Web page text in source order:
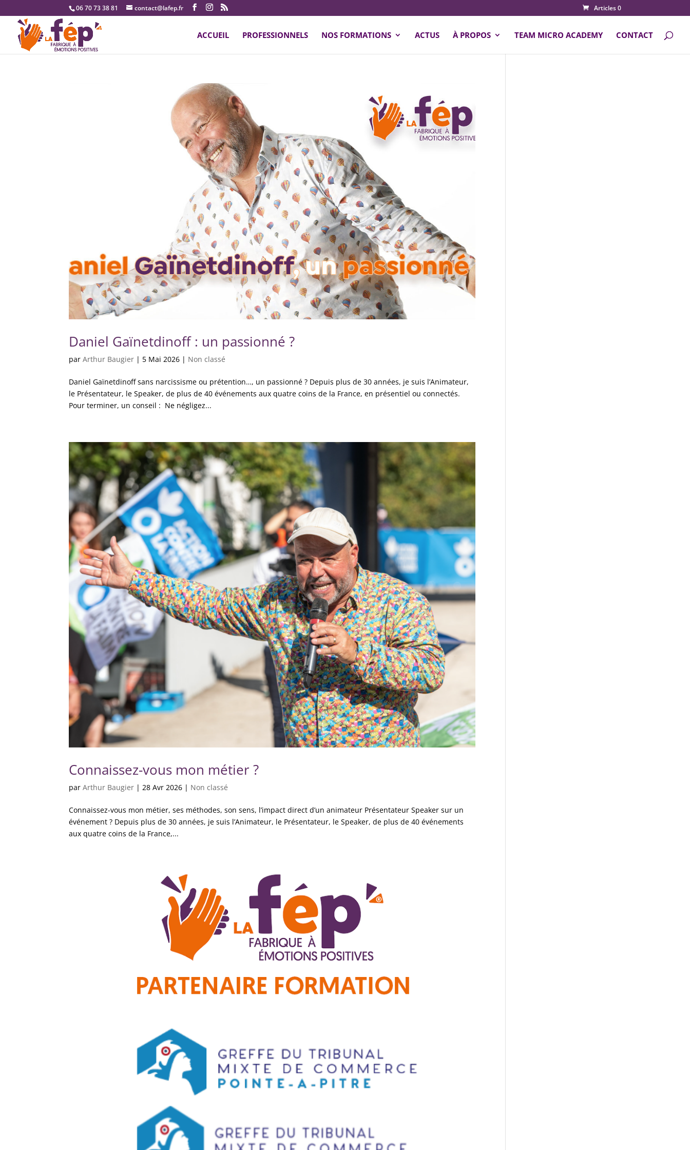
06 70 73 38 81 contact@lafep.fr Articles 0
ACCUEIL PROFESSIONNELS NOS FORMATIONS ACTUS À PROPOS TEAM MICRO ACADEMY CONTACT
Daniel Gaïnetdinoff : un passionné ?
parArthur Baugier | 5 Mai 2026 | Non classé
Daniel Gaïnetdinoff sans narcissisme ou prétention…, un passionné ? Depuis plus de 30 années, je suis l’Animateur,
le Présentateur, le Speaker, de plus de 40 événements aux quatre coins de la France, en présentiel ou connectés.
Pour terminer, un conseil : Ne négligez...
Connaissez-vous mon métier ?
parArthur Baugier |28 Avr 2026 | Non classé
Connaissez-vous mon métier, ses méthodes, son sens, l’impact direct d’un animateur Présentateur Speaker sur un
événement ? Depuis plus de 30 années, je suis l’Animateur, le Présentateur, le Speaker, de plus de 40 événements
aux quatre coins de la France,...